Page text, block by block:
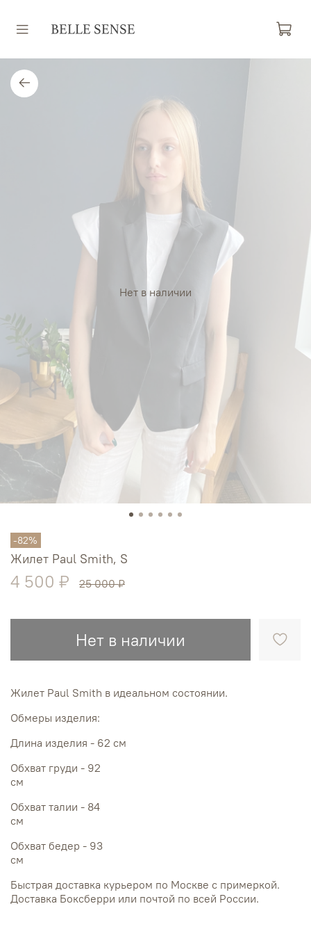
Нет в наличии
-82%
Жилет Paul Smith, S
4 500 ₽ 25 000 ₽
Нет в наличии
Жилет Paul Smith в идеальном состоянии.
Обмеры изделия:
Длина изделия - 62 см
Обхват груди - 92
см
Обхват талии - 84
см
Обхват бедер - 93
см
Быстрая доставка курьером по Москве с примеркой.
Доставка Боксберри или почтой по всей России.